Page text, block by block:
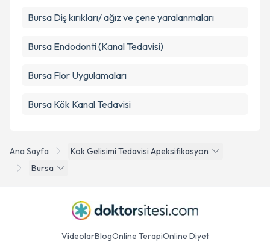
Ana Sayfa
Kok Gelisimi Tedavisi Apeksifikasyon
Bursa
Bursa Diş kırıkları/ ağız ve çene yaralanmaları
Bursa Endodonti (Kanal Tedavisi)
Bursa Flor Uygulamaları
Bursa Kök Kanal Tedavisi
VideolarBlogOnline TerapiOnline Diyet